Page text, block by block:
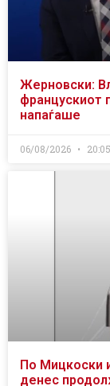
Жерновски:
францускиот
напаѓаше
06/08/2026 20:05
По Мицкоски
денес